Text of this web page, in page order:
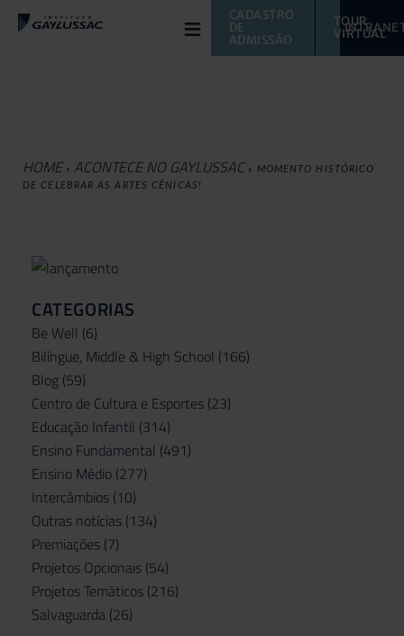
≡
CADASTRO
DE
ADMISSÃO
TOUR
VIRTUAL
HOME » ACONTECE NO GAYLUSSAC »
MOMENTO HISTÓRICO
DE CELEBRAR AS ARTES CÊNICAS!
CATEGORIAS
Be Well (6)
Bilíngue, Middle & High School (166)
Blog (59)
Centro de Cultura e Esportes (23)
Educação Infantil (314)
Ensino Fundamental (491)
Ensino Médio (277)
Intercâmbios (10)
Outras notícias (134)
Premiações (7)
Projetos Opcionais (54)
Projetos Temáticos (216)
Salvaguarda (26)